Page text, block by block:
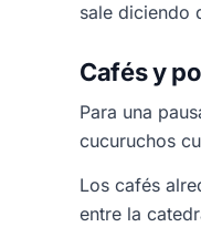
sale diciendo
Cafés y
Para una
cucuruchos
Los cafés
entre la